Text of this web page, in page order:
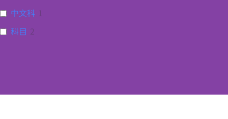
中文科 1
科目 2